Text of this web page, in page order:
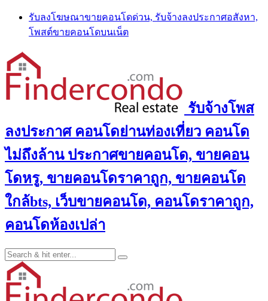
Skip
content
รับลงโฆษณาขายคอนโดด่วน, รับจ้างลงประกาศอสังหา,
โพสต์ขายคอนโดบนเน็ต
รับจ้างโพส
ลงประกาศ คอนโดย่านท่องเที่ยว คอนโด
ไม่ถึงล้าน ประกาศขายคอนโด, ขายคอน
โดหรู, ขายคอนโดราคาถูก, ขายคอนโด
ใกล้bts, เว็บขายคอนโด, คอนโดราคาถูก,
คอนโดห้องเปล่า